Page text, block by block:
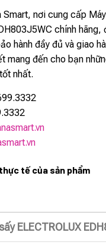
Smart, nơi cung cấp
chính
hành đầy đủ và giao
mang đến cho bạn
nhất.
tế của sản phẩm
ELECTROLUX